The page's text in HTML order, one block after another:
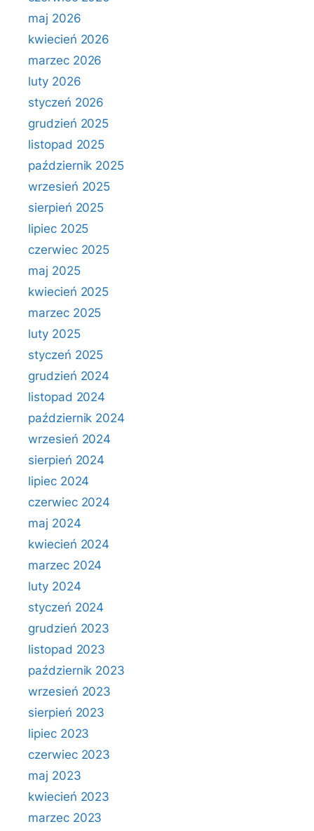
maj 2026
kwiecień 2026
marzec 2026
luty 2026
styczeń 2026
grudzień 2025
listopad 2025
październik 2025
wrzesień 2025
sierpień 2025
lipiec 2025
czerwiec 2025
maj 2025
kwiecień 2025
marzec 2025
luty 2025
styczeń 2025
grudzień 2024
listopad 2024
październik 2024
wrzesień 2024
sierpień 2024
lipiec 2024
czerwiec 2024
maj 2024
kwiecień 2024
marzec 2024
luty 2024
styczeń 2024
grudzień 2023
listopad 2023
październik 2023
wrzesień 2023
sierpień 2023
lipiec 2023
czerwiec 2023
maj 2023
kwiecień 2023
marzec 2023